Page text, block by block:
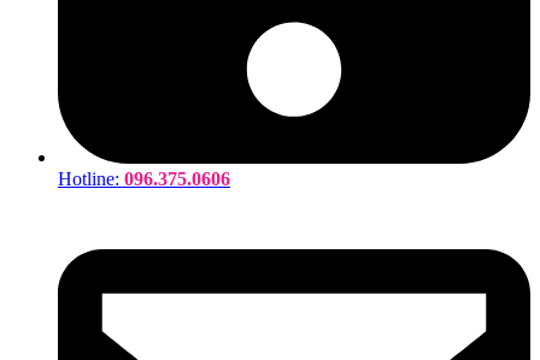
Hotline: 096.375.0606